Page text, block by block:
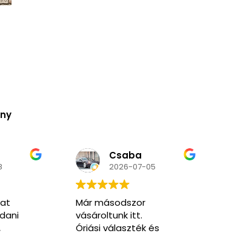
Kozma
2026-06-02
Nagyon elégedett voltam
a Tapéta Trend
szolgáltatásával. A honlap